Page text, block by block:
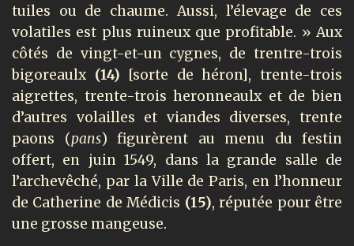
tuiles ou de chaume. Aussi, l’élevage de ces
volatiles est plus ruineux que profitable. » Aux
côtés de vingt-et-un cygnes, de trentre-trois
bigoreaulx (14) [sorte de héron], trente-trois
aigrettes, trente-trois heronneaulx et de bien
d’autres volailles et viandes diverses, trente
paons (pans) figurèrent au menu du festin
offert, en juin 1549, dans la grande salle de
l’archevêché, par la Ville de Paris, en l’honneur
de Catherine de Médicis (15), réputée pour être
une grosse mangeuse.